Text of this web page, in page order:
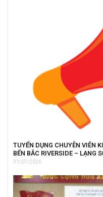
TUYỂN DỤNG CHUYÊN VIÊN
BẾN BẮC RIVERSIDE – LẠNG
31/07/2026